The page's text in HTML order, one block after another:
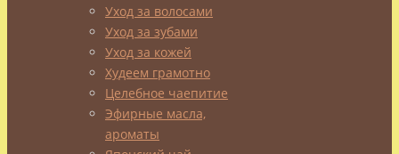
Протискиваюсь
вперед,
моя
дочь
сейчас
борется.
В
Уход за волосами
Уход за зубами
Уход за кожей
Худеем грамотно
Целебное чаепитие
Эфирные масла,
ароматы